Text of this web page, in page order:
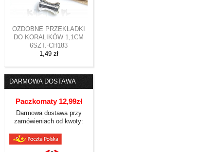
OZDOBNE PRZEKŁADKI
DO KORALIKÓW 1,1CM
6SZT.-CH183
1,49 zł
DARMOWA DOSTAWA
Paczkomaty 12,99zł
Darmowa dostawa przy
zamówieniach od kwoty: